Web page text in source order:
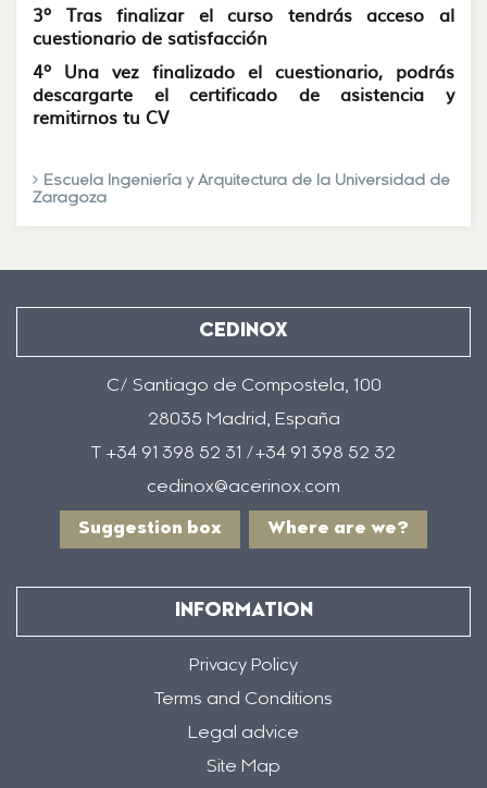
3º Tras finalizar el curso tendrás acceso al
cuestionario de satisfacción
4º Una vez finalizado el cuestionario, podrás
descargarte el certificado de asistencia y
remitirnos tu CV
Escuela Ingeniería y Arquitectura de la Universidad de
Zaragoza
CEDINOX
C/ Santiago de Compostela, 100
28035 Madrid, España
T +34 91 398 52 31 /+34 91 398 52 32
cedinox@acerinox.com
Suggestion box Where are we?
INFORMATION
Privacy Policy
Terms and Conditions
Legal advice
Site Map